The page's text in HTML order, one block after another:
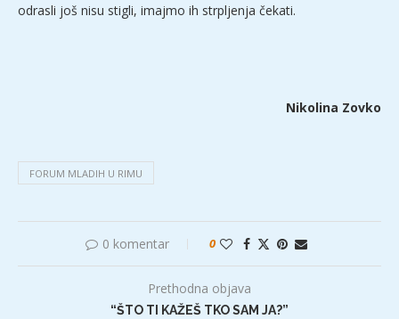
odrasli još nisu stigli, imajmo ih strpljenja čekati.
Nikolina Zovko
FORUM MLADIH U RIMU
0 komentar 0
Prethodna objava
“ŠTO TI KAŽEŠ TKO SAM JA?”